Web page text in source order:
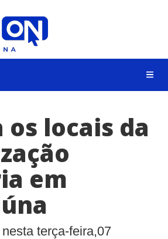
locais da
em
terça-feira,07